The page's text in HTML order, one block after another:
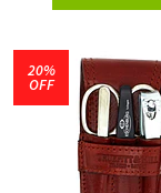
20%
OFF